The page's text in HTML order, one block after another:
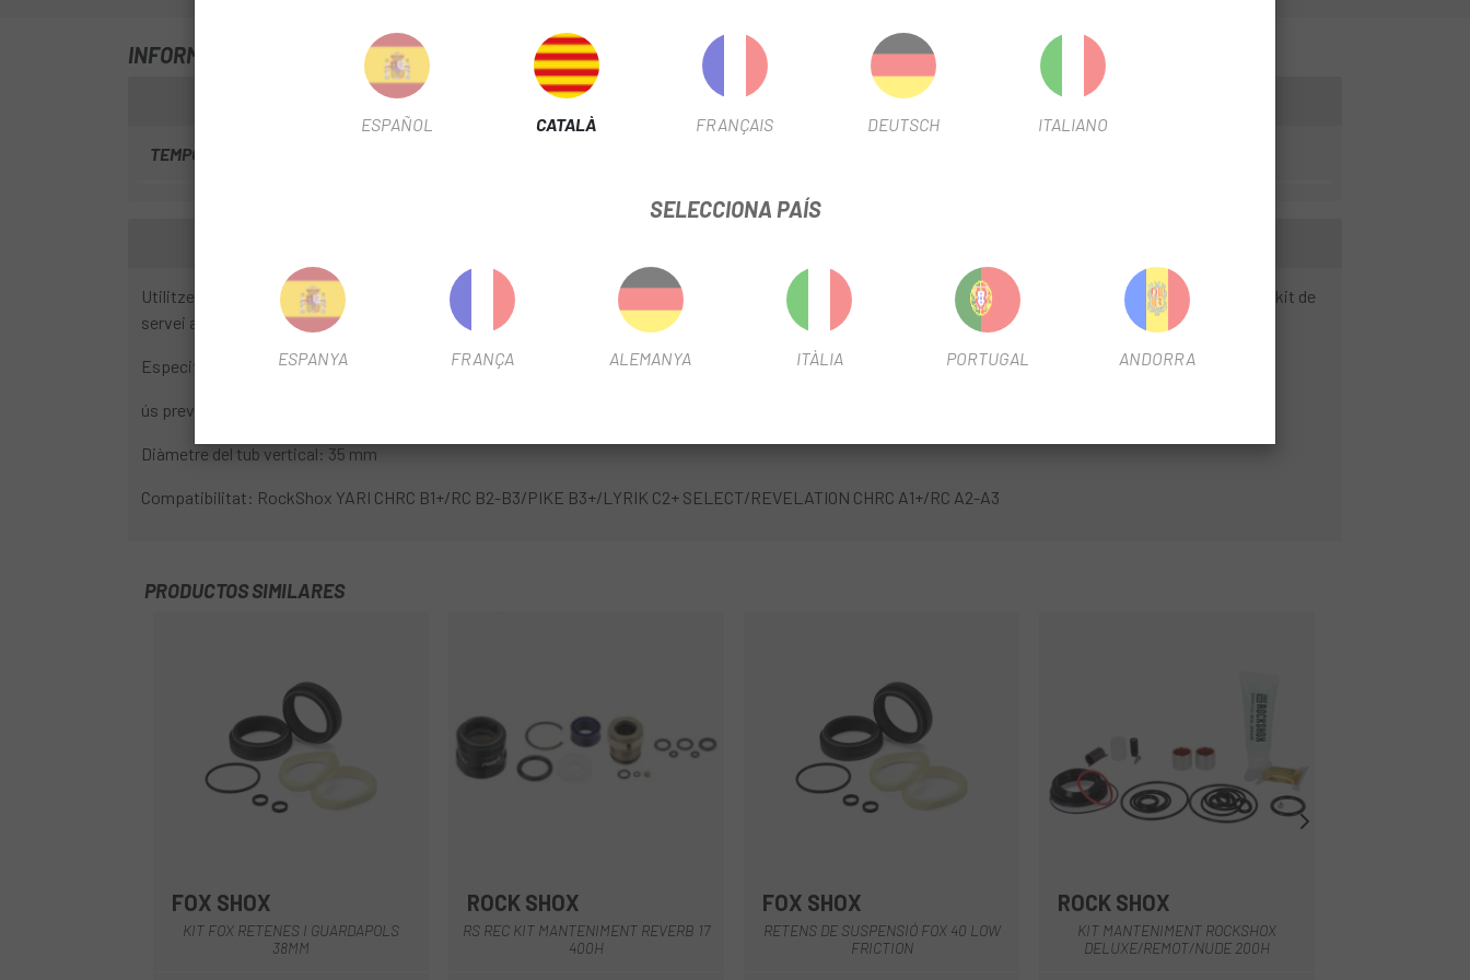
INFORMACIÓ SOBRE KIT MANTENIMENT ROCK SHOX 200H REVELATION/YARI/PIKE/LYRIK
FITXA DE PRODUCTE
TEMPORADA
Utilitzeu el número de fabricant per comprovar ABANS de comprar si aquest kit sajusta a la seva forquilla. Al lloc web de RockShox Trailhead, podeu trobar el kit de
servei adequat segons el número de sèrie de la seva forquilla.
Especificacions tècniques:
ús previst : Manteniment de la forquilla de suspensió
Diàmetre del tub vertical: 35 mm
Compatibilitat: RockShox YARI CHRC B1+/RC B2-B3/PIKE B3+/LYRIK C2+ SELECT/REVELATION CHRC A1+/RC A2-A3
PRODUCTOS SIMILARES
FOX SHOX
KIT FOX RETENES I GUARDAPOLS
38MM
ROCK SHOX
RS REC KIT MANTENIMENT REVERB 17
400H
FOX SHOX
RETENS DE SUSPENSIÓ FOX 40 LOW
FRICTION
ROCK SHOX
KIT MANTENIMENT ROCKSHOX
DELUXE/REMOT/NUDE 200H
ESPAÑOL CATALÀ FRANÇAIS DEUTSCH ITALIANO
SELECCIONA PAÍS
ESPANYA FRANÇA ALEMANYA ITÀLIA PORTUGAL ANDORRA